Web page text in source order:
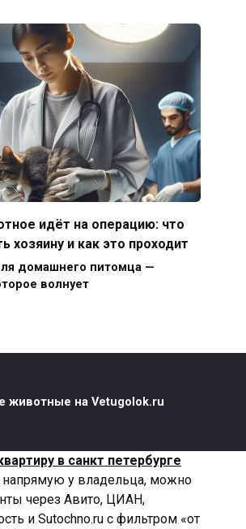
идёт на операцию: что
хозяину и как это проходит
домашнего питомца —
волнует
животные на Vetugolok.ru
в санкт петербурге
напрямую у владельца, можно
через Авито, ЦИАН,
и Sutochno.ru с фильтром «от